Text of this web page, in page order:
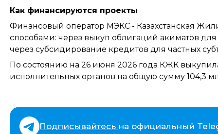
Как финансируются проекты
Финансовый оператор МЭКС - Казахстанская
способами: через выкуп облигаций акиматов
через субсидирование кредитов для частных
По состоянию на 26 июня 2026 года КЖК
исполнительных органов на общую сумму 104,3
Подписывайтесь на официальный